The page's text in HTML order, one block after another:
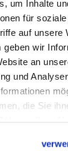
um Inhalte
für
auf unsere
geben wir
an
und
die Sie
und
sagte